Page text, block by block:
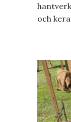
och